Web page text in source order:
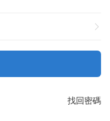
找回密碼